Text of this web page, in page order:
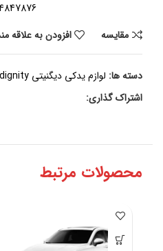
مقايسه
افزودن به علاقه
دسته ها: لوازم یدکی دیگنیتی dignity
اشتراک گذاری:
محصولات مرتبط